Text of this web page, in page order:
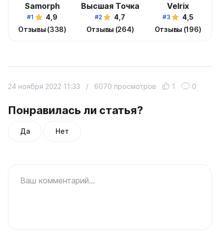
Samorph
#1
4,9
Отзывы (338)
Высшая Точка
#2
4,7
Отзывы (264)
Velrix
#3
4,5
Отзывы (196)
Понравилась ли статья?
Да Нет
24 ноября 2022 11:33 / 6070 просмотров 1 0
Ваш комментарий...